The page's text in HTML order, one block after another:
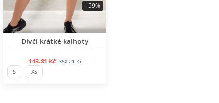
Dívčí krátké kalhoty
143.81 Kč 358.21 Kč
- 59%
S XS